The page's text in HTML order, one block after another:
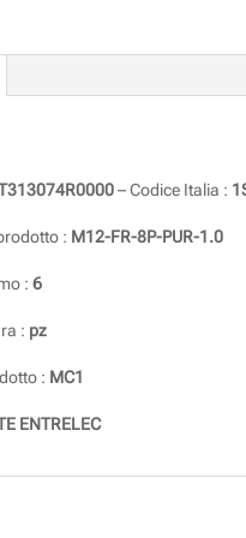
– Codice Italia :
: M12-FR-8P-PUR-1.0
:6
: pz
: MC1
ENTRELEC